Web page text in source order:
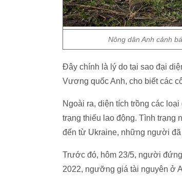
Nông dân Anh cảnh
Đây chính là lý do tại sao đại
Vương quốc Anh, cho biết các
Ngoài ra, diện tích trồng các
trạng thiếu lao động. Tình trạng
đến từ Ukraine, những người
Trước đó, hôm 23/5, người
2022, ngưỡng giá tài nguyên ở